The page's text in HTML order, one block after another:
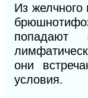
Из
они
условия.